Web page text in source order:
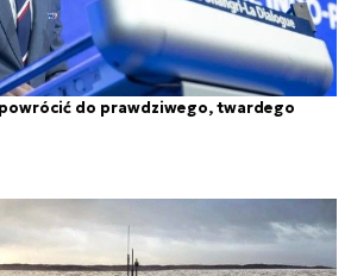
do prawdziwego, twardego